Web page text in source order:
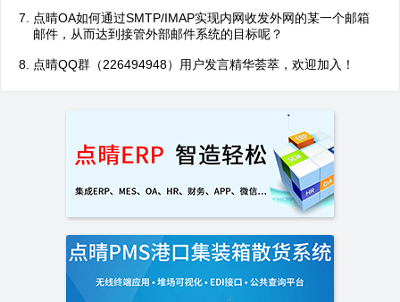
点晴OA如何通过SMTP/IMAP实现内网收发外网的某一个邮箱
邮件，从而达到接管外部邮件系统的目标呢？
点晴QQ群（226494948）用户发言精华荟萃，欢迎加入！